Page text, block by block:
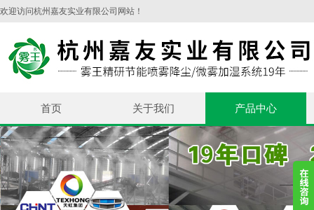
欢迎访问杭州嘉友实业有限公司网站！
首页 关于我们 产品中心